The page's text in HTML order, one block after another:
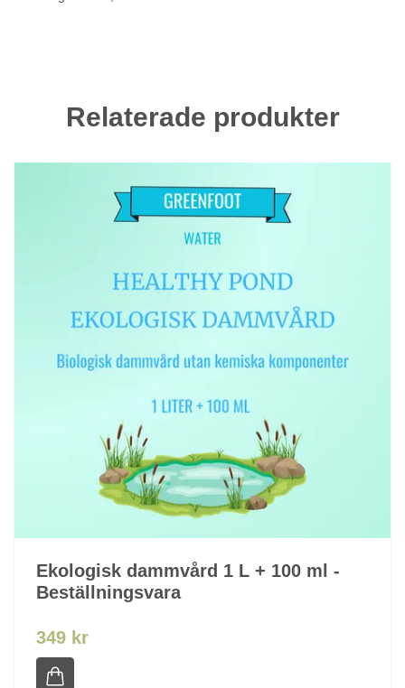
Relaterade produkter
Ekologisk dammvård 1 L + 100 ml -
Beställningsvara
349 kr